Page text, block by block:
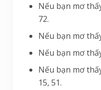
Nếu bạn mơ
72.
Nếu bạn mơ
Nếu bạn mơ
Nếu bạn mơ
15, 51.